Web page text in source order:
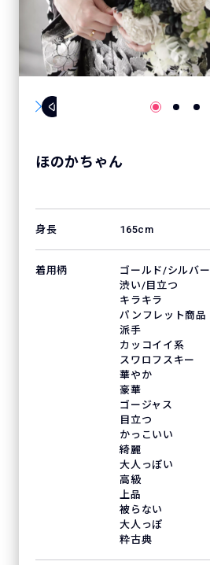
ほのかちゃん
身長 165cm
着用柄
ゴールド/シルバー
渋い/目立つ
キラキラ
パンフレット商品
派手
カッコイイ系
スワロフスキー
華やか
豪華
ゴージャス
目立つ
かっこいい
綺麗
大人っぽい
高級
上品
被らない
大人っぽ
粋古典